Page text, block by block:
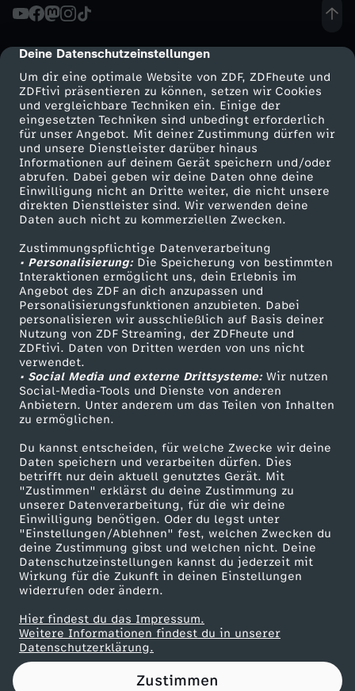
cmp-dialog-description
Deine Datenschutzeinstellungen
Um dir eine optimale Website von ZDF, ZDFheute und
ZDFtivi präsentieren zu können, setzen wir Cookies
und vergleichbare Techniken ein. Einige der
eingesetzten Techniken sind unbedingt erforderlich
für unser Angebot. Mit deiner Zustimmung dürfen wir
und unsere Dienstleister darüber hinaus
Informationen auf deinem Gerät speichern und/oder
abrufen. Dabei geben wir deine Daten ohne deine
Einwilligung nicht an Dritte weiter, die nicht unsere
direkten Dienstleister sind. Wir verwenden deine
Daten auch nicht zu kommerziellen Zwecken.
Zustimmungspflichtige Datenverarbeitung
• Personalisierung:Die Speicherung von bestimmten
Interaktionen ermöglicht uns, dein Erlebnis im
Angebot des ZDF an dich anzupassen und
Personalisierungsfunktionen anzubieten. Dabei
personalisieren wir ausschließlich auf Basis deiner
Nutzung von ZDF Streaming, der ZDFheute und
ZDFtivi. Daten von Dritten werden von uns nicht
verwendet.
• Social Media und externe Drittsysteme:Wir nutzen
Social-Media-Tools und Dienste von anderen
Anbietern. Unter anderem um das Teilen von Inhalten
zu ermöglichen.
Du kannst entscheiden, für welche Zwecke wir deine
Daten speichern und verarbeiten dürfen. Dies
betrifft nur dein aktuell genutztes Gerät. Mit
"Zustimmen" erklärst du deine Zustimmung zu
unserer Datenverarbeitung, für die wir deine
Einwilligung benötigen. Oder du legst unter
"Einstellungen/Ablehnen" fest, welchen Zwecken du
deine Zustimmung gibst und welchen nicht. Deine
Datenschutzeinstellungen kannst du jederzeit mit
Wirkung für die Zukunft in deinen Einstellungen
widerrufen oder ändern.
Hier findest du das Impressum.
Weitere Informationen findest du in unserer
Datenschutzerklärung.
Zustimmen
e
d
-
K
l
e
t
t
e
r
n
(
F
)
:
E
i
n
Mehr ZDF
ZDF-Apps
Smart TV
ZDFtext
Livestreams
Sendungen A-Z
TV-Programm
Service
ZDFmitreden
Kontakt zum ZDF
Tickets
Zuschauerservice
Hilfe
ZDF Unternehmen
Karriere
ZDF goes Schule
Werbefernsehen
Mainzelmännchen
Partner